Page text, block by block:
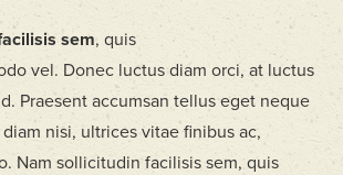
sem, quis
vel. Donec luctus diam orci, at luctus
Praesent accumsan tellus eget neque
nisi, ultrices vitae finibus ac,
Nam sollicitudin facilisis sem, quis